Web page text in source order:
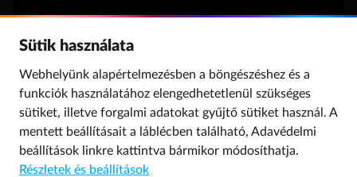
Internet Hotline
Para (gyermekvédelem)
© 2019 NMHH Minden jog fenntartva. | Tárhelyszolgáltató: Nemzeti Média- és
Sütik használata
Webhelyünk alapértelmezésben a böngészéshez és a
funkciók használatához elengedhetetlenül szükséges
sütiket, illetve forgalmi adatokat gyűjtő sütiket használ. A
mentett beállításait a láblécben található, Adavédelmi
beállítások linkre kattintva bármikor módosíthatja.
Részletek és beállítások